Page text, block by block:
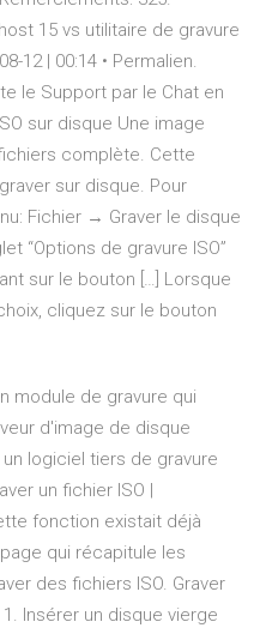
15 vs utilitaire de gravure
12 | 00:14 • Permalien.
le Support par le Chat en
sur disque Une image
complète. Cette
sur disque. Pour
Fichier → Graver le disque
“Options de gravure ISO”
sur le bouton […] Lorsque
cliquez sur le bouton
module de gravure qui
d'image de disque
logiciel tiers de gravure
un fichier ISO |
fonction existait déjà
qui récapitule les
des fichiers ISO. Graver
Insérer un disque vierge